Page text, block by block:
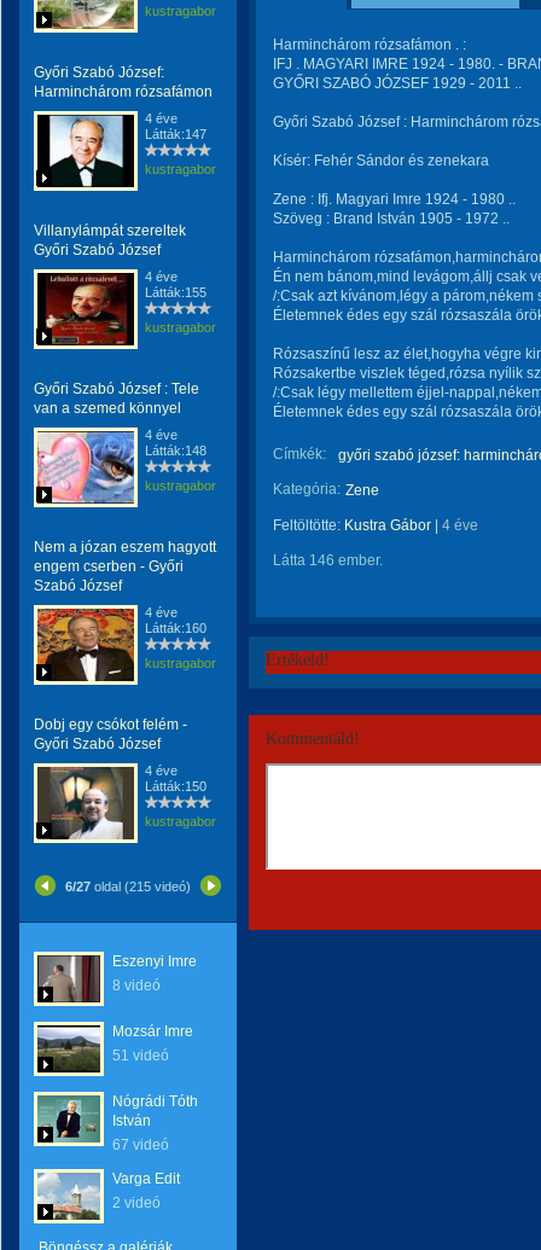
kustragabor
Győri Szabó József:
Harminchárom rózsafámon
4 éve
Látták:147
kustragabor
Villanylámpát szereltek
Győri Szabó József
4 éve
Látták:155
kustragabor
Győri Szabó József : Tele
van a szemed könnyel
4 éve
Látták:148
kustragabor
Nem a józan eszem hagyott
engem cserben - Győri
Szabó József
4 éve
Látták:160
kustragabor
Dobj egy csókot felém -
Győri Szabó József
4 éve
Látták:150
kustragabor
6/27 oldal (215 videó)
Eszenyi Imre
8 videó
Mozsár Imre
51 videó
Nógrádi Tóth
István
67 videó
Varga Edit
2 videó
Harminchárom rózsafámon . :
IFJ . MAGYARI IMRE 1924 - 1980. -
GYŐRI SZABÓ JÓZSEF 1929 - 2011 ..
Győri Szabó József : Harminchárom
Kísér: Fehér Sándor és zenekara
Zene : Ifj. Magyari Imre 1924 - 1980 ..
Szöveg : Brand István 1905 - 1972 ..
Harminchárom
Én nem bánom,mind levágom,állj csak
/:Csak azt kívánom,légy a párom,nékem
Életemnek édes egy szál rózsaszála
Rózsaszínű lesz az élet,hogyha végre
Rózsakertbe viszlek téged,rózsa nyílik
/:Csak légy mellettem éjjel-
Életemnek édes egy szál rózsaszála
Címkék:
győri szabó józsef:
Kategória: Zene
Feltöltötte: Kustra Gábor 4 éve
Látta 146 ember.
Értékeld!
Kommentáld!